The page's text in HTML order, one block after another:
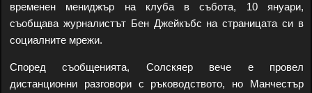
временен мениджър на клуба в събота, 10 януари,
съобщава журналистът Бен Джейкъбс на страницата си в
социалните мрежи.
Според съобщенията, Солскяер вече е провел
дистанционни разговори с ръководството, но Манчестър